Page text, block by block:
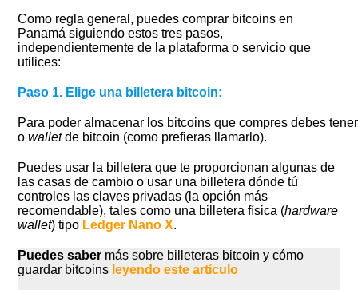
Como regla general, puedes comprar bitcoins en
Panamá siguiendo estos tres pasos,
independientemente de la plataforma o servicio que
utilices:
Paso 1. Elige una billetera bitcoin:
Para poder almacenar los bitcoins que compres debes
owalletde bitcoin (como prefieras llamarlo).
Puedes usar la billetera que te proporcionan algunas de
las casas de cambio o usar una billetera dónde tú
controles las claves privadas (la opción más
recomendable), tales como una billetera física (hardware
wallet) tipo Ledger Nano X.
Puedes saber más sobre billeteras bitcoin y cómo
guardar bitcoins leyendo este artículo